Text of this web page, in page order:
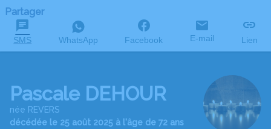
Partager
SMS WhatsApp Facebook E-mail Lien
Pascale DEHOUR
née REVERS
décédée le 25 août 2025 à l'âge de 72 ans